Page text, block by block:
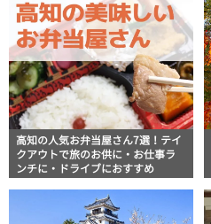
高知の人気お弁当屋さん7選！テイ
クアウトで旅のお供に・お仕事ラ
ンチに・ドライブにおすすめ